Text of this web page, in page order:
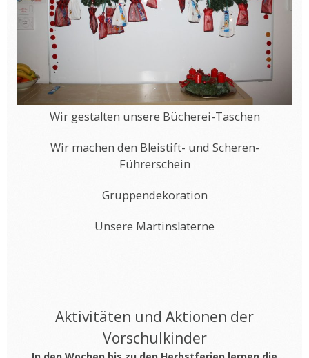
Wir gestalten unsere Bücherei-Taschen
Wir machen den Bleistift- und Scheren-
Führerschein
Gruppendekoration
Unsere Martinslaterne
Aktivitäten und Aktionen der
Vorschulkinder